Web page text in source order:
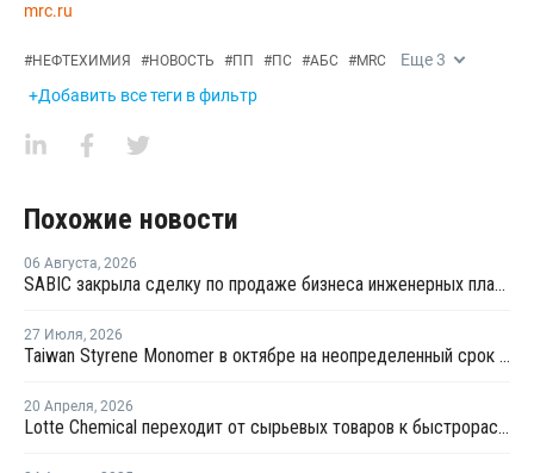
mrc.ru
#НЕФТЕХИМИЯ #НОВОСТЬ #ПП #ПС #АБС #MRC Еще3
+Добавить все теги в фильтр
Похожие новости
06 Августа, 2026
SABIC закрыла сделку по продаже бизнеса инженерных пластиков компании Mutares за USD450 млн
27 Июля, 2026
Taiwan Styrene Monomer в октябре на неопределенный срок остановит установку EBSM
20 Апреля, 2026
Lotte Chemical переходит от сырьевых товаров к быстрорастущим секторам